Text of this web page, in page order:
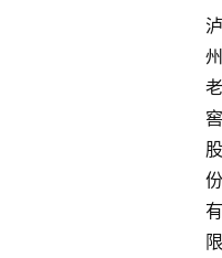
泸
州
老
窖
股
份
有
限